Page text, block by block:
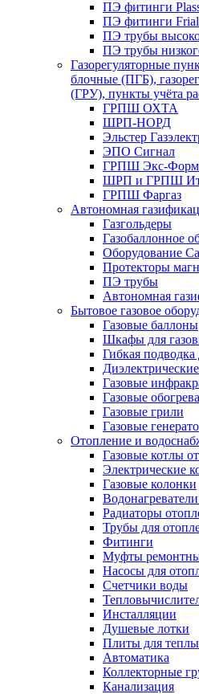
ПЭ фитинги
ПЭ фитинги
ПЭ трубы
ПЭ трубы
Газорегуляторные
блочные (ПГБ),
(ГРУ), пункты учёта
ГРПШ ОХТА
ШРП-НОРД
Эльстер
ЭПО Сигнал
ГРПШ Экс-
ШРП и ГРПШ
ГРПШ Фаргаз
Автономная
Газгольдеры
Газобаллонное
Оборудование
Протекторы
ПЭ трубы
Автономная
Бытовое газовое
Газовые баллоны
Шкафы для
Гибкая подводка
Газовые
Газовые
Газовые грили
Газовые
Отопление и
Газовые котлы
Электрические
Газовые колонки
Радиаторы
Трубы для
Фитинги
Муфты
Насосы для
Счетчики воды
Инсталляции
Душевые лотки
Плиты для
Автоматика
Коллекторные
Канализация